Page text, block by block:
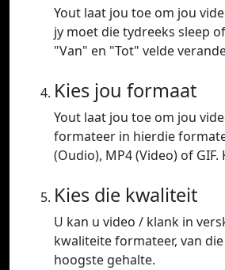
Yout laat jou toe om jou
jy moet die tydreeks sleep
"Van" en "Tot" velde
Kies jou formaat
Yout laat jou toe om jou
formateer in hierdie
(Oudio), MP4 (Video) of GIF.
Kies die kwaliteit
U kan u video / klank in
kwaliteite formateer, van
hoogste gehalte.